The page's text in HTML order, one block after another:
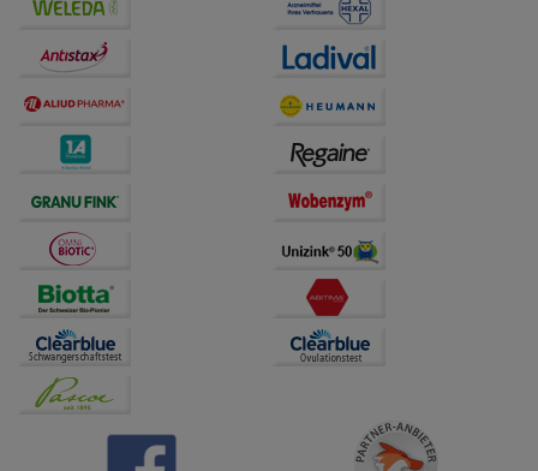
Bitte beachten Sie, dass Daten hierfür teilweise an
übertragen werden.